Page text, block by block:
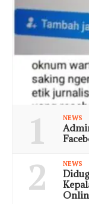
1 NEWS
2 NEWS